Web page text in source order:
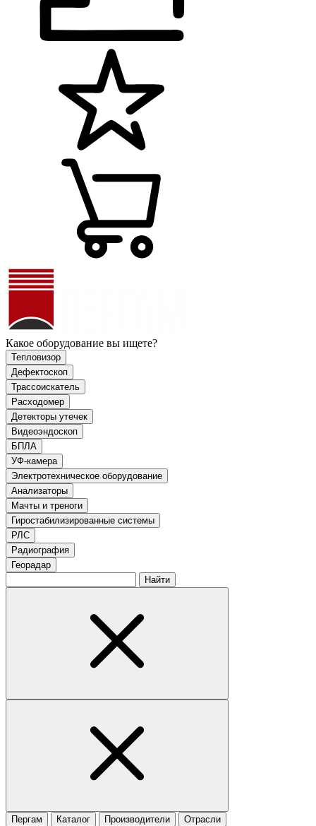
Какое оборудование вы ищете?
Тепловизор
Дефектоскоп
Трассоискатель
Расходомер
Детекторы утечек
Видеоэндоскоп
БПЛА
УФ-камера
Электротехническое оборудование
Анализаторы
Мачты и треноги
Гиростабилизированные системы
РЛС
Радиография
Георадар
Найти
Пергам Каталог Производители Отрасли